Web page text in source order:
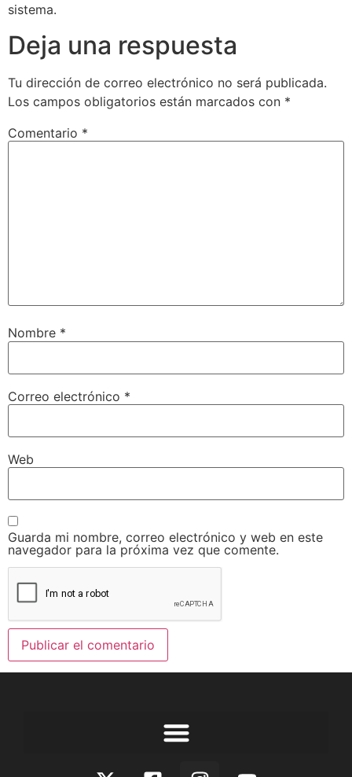
sistema.
Deja una respuesta
Tu dirección de correo electrónico no será publicada.
Los campos obligatorios están marcados con *
Comentario *
Nombre *
Correo electrónico *
Web
Guarda mi nombre, correo electrónico y web en este
navegador para la próxima vez que comente.